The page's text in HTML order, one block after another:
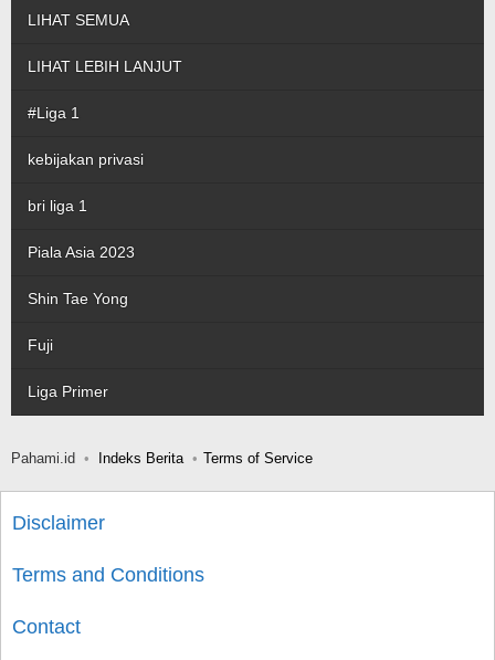
LIHAT SEMUA
LIHAT LEBIH LANJUT
#Liga 1
kebijakan privasi
bri liga 1
Piala Asia 2023
Shin Tae Yong
Fuji
Liga Primer
Pahami.id Indeks Berita Terms of Service
Disclaimer
Terms and Conditions
Contact